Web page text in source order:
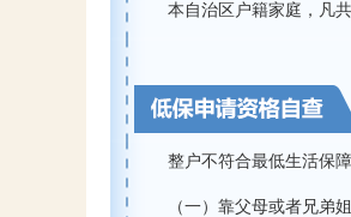
本自治区户籍家庭，凡
整户不符合最低生活保
（一）靠父母或者兄弟